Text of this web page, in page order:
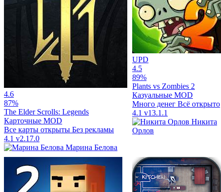
4.6
87%
The Elder Scrolls: Legends
Карточные MOD
Все карты открыты Без рекламы
4.1 v2.17.0
Марина Белова
UPD
4.5
89%
Plants vs Zombies 2
Казуальные MOD
Много денег Всё открыто
4.1 v13.1.1
Никита
Орлов